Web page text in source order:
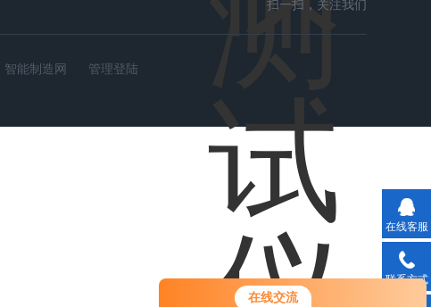
在线交流
您好！欢迎前来咨询，很高兴为您
扫一扫，关注我们
智能制造网 管理登陆
在线客服
联系方式